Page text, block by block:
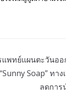
แพทย์แผนตะวันอ
Soap” ทา
ลดการ